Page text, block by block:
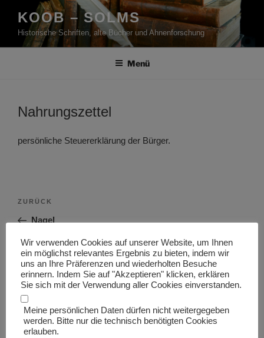
Inhalt
springen
KOOB – SOLMS
Historische Schriften, alte Bücher und Ahnenforschung
Menü
Nahrungszettel
persönliche Steuererklärung der Bürger.
Beitragsnavigation
Vorheriger
Beitrag
ZURÜCK
Nagel
Nächster
Beitrag
WEITER
Nainensfest
Wir verwenden Cookies auf unserer Website, um Ihnen
ein möglichst relevantes Ergebnis zu bieten, indem wir
uns an Ihre Präferenzen und wiederholten Besuche
erinnern. Indem Sie auf "Akzeptieren" klicken, erklären
Sie sich mit der Verwendung aller Cookies einverstanden.
Meine persönlichen Daten dürfen nicht weitergegeben
werden. Bitte nur die technisch benötigten Cookies
erlauben.